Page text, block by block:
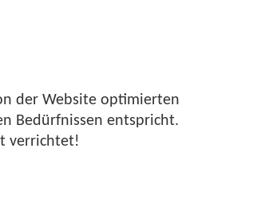
der Website optimierten
Bedürfnissen entspricht.
verrichtet!